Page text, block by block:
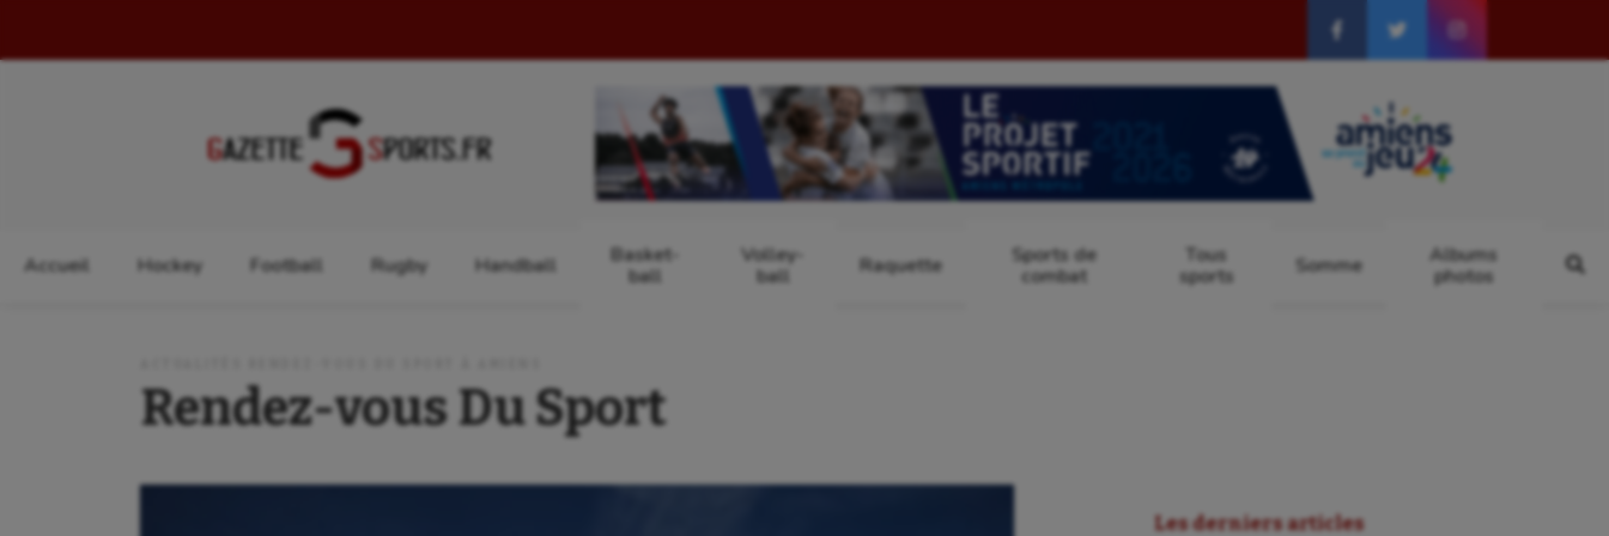
Accueil Hockey Football Rugby Handball
Basket-
ball
Volley-
ball
Raquette
Sports de
combat
Tous
sports
Somme
Albums
photos
Rendez-vous Du Sport
Les derniers articles